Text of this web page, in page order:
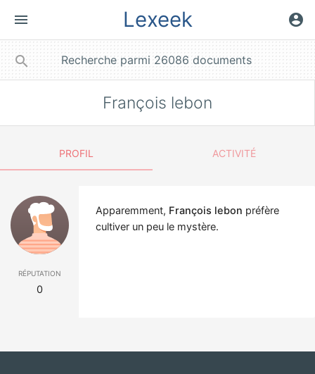
menu Lexeek account_circle
search
François lebon
PROFIL ACTIVITÉ
réputation
0
Apparemment, François lebon préfère
cultiver un peu le mystère.